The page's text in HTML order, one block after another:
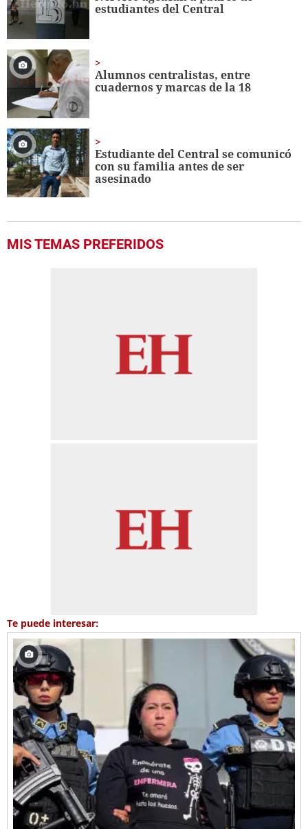
estudiantes del Central
Alumnos centralistas, entre
cuadernos y marcas de la 18
Estudiante del Central se comunicó
con su familia antes de ser
asesinado
MIS TEMAS PREFERIDOS
Te puede interesar: